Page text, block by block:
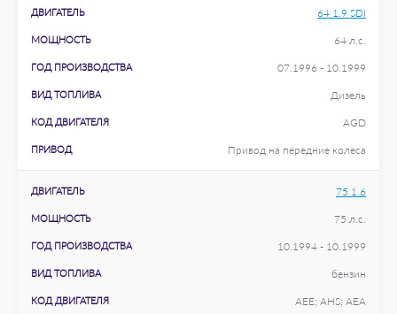
ДВИГАТЕЛЬ 64 1.9 SDI
МОЩНОСТЬ 64 л.с.
ГОД ПРОИЗВОДСТВА 07.1996 - 10.1999
ВИД ТОПЛИВА Дизель
КОД ДВИГАТЕЛЯ AGD
ПРИВОД Привод на передние колеса
ДВИГАТЕЛЬ 75 1.6
МОЩНОСТЬ 75 л.с.
ГОД ПРОИЗВОДСТВА 10.1994 - 10.1999
ВИД ТОПЛИВА бензин
КОД ДВИГАТЕЛЯ AEE; AHS; AEA